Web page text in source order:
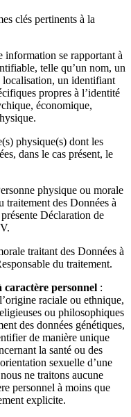
clés pertinents à la
information se rapportant à
telle qu’un nom, un
localisation, un identifiant
propres à l’identité
économique,
physique(s) dont les
dans le cas présent, le
physique ou morale
traitement des Données à
Déclaration de
traitant des Données à
du traitement.
caractère personnel :
raciale ou ethnique,
ou philosophiques
des données génétiques,
de manière unique
la santé ou des
sexuelle d’une
ne traitons aucune
personnel à moins que
explicite.